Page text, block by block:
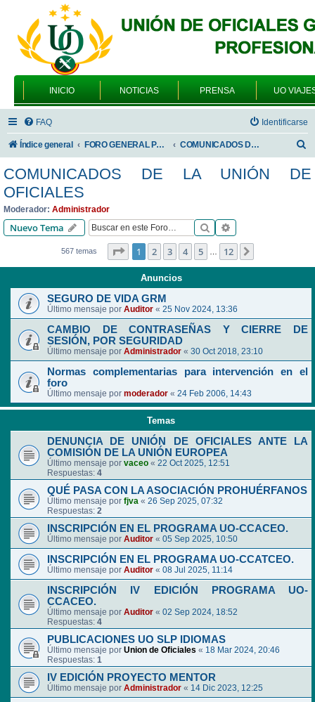
INICIO NOTICIAS PRENSA UO
FAQ Identificarse
Índice general FORO GENERAL PARA TODOS LOS USUARIOS COMUNICADOS DE LA UNIÓN DE OFICIALES
s
COMUNICADOS DE LA UNIÓN DE
OFICIALES
Moderador: Administrador
Nuevo Tema Buscar
567 temas Página de 12
1 2 3 4 5 … 12
Anuncios
SEGURO DE VIDA GRM
Último mensaje por Auditor « 25 Nov 2024, 13:36
CAMBIO DE CONTRASEÑAS Y CIERRE DE
SESIÓN, POR SEGURIDAD
Último mensaje por Administrador « 30 Oct 2018, 23:10
Normas complementarias para intervención en el
foro
Último mensaje por moderador « 24 Feb 2006, 14:43
Temas
DENUNCIA DE UNIÓN DE OFICIALES ANTE LA
COMISIÓN DE LA UNIÓN EUROPEA
Último mensaje por vaceo « 22 Oct 2025, 12:51
Respuestas: 4
QUÉ PASA CON LA ASOCIACIÓN PROHUÉRFANOS
Último mensaje por fjva « 26 Sep 2025, 07:32
Respuestas: 2
INSCRIPCIÓN EN EL PROGRAMA UO-CCACEO.
Último mensaje por Auditor « 05 Sep 2025, 10:50
INSCRIPCIÓN EN EL PROGRAMA UO-CCATCEO.
Último mensaje por Auditor « 08 Jul 2025, 11:14
INSCRIPCIÓN IV EDICIÓN PROGRAMA UO-
CCACEO.
Último mensaje por Auditor « 02 Sep 2024, 18:52
Respuestas: 4
PUBLICACIONES UO SLP IDIOMAS
Último mensaje por Union de Oficiales « 18 Mar 2024, 20:46
Respuestas: 1
IV EDICIÓN PROYECTO MENTOR
Último mensaje por Administrador « 14 Dic 2023, 12:25